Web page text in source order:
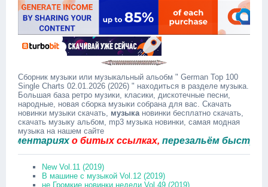
Сборник музыки или музыкальный альобм " German Top 100
Single Charts 02.01.2026 (2026) " находиться в разделе музыка.
Большая база ретро музики, класики, дискотечные песни,
народные, новая сборка музыки собрана для вас. Скачать
новинки музыки скачать, музыкановинки бесплатно скачать,
скачать музыку альбом, mp3 музыка новинки, самая модная
музыка на нашем сайте
о битых ссылках,перезальём быстро.
New Vol.11 (2019)
В машине с музыкой Vol.12 (2019)
не Громкие новинки недели Vol.49 (2019)